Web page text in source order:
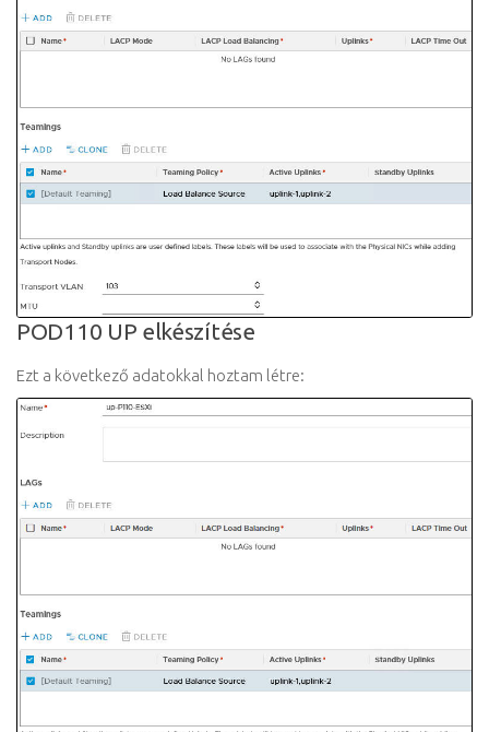
POD110 UP elkészítése
Ezt a következő adatokkal hoztam létre: